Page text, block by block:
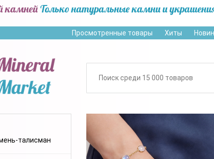
камней Только натуральные камни и
Просмотренные товары Хиты
талисман